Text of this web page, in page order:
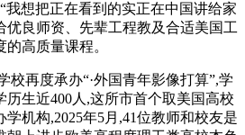
我想把正在看到的实正在中国讲给家
优良师资、先辈工程教及合适美国工
高质量课程。
再度承办“·外国青年影像打算”,学
生近400人,这所市首个取美国高校
机构,2025年5月,41位教师和校友是